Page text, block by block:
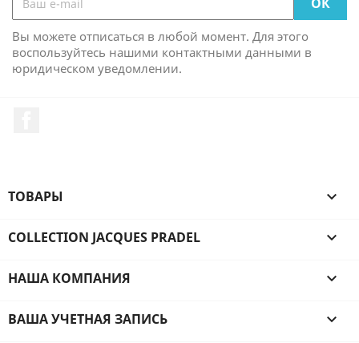
Вы можете отписаться в любой момент. Для этого
воспользуйтесь нашими контактными данными в
юридическом уведомлении.
ТОВАРЫ 
COLLECTION JACQUES PRADEL 
НАША КОМПАНИЯ 
ВАША УЧЕТНАЯ ЗАПИСЬ 